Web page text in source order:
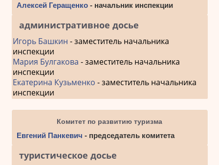
Алексей Геращенко- начальник инспекции
административное досье
Игорь Башкин - заместитель начальника
инспекции
Мария Булгакова - заместитель начальника
инспекции
Екатерина Кузьменко - заместитель начальника
инспекции
Комитет по развитию туризма
Евгений Панкевич - председатель комитета
туристическое досье